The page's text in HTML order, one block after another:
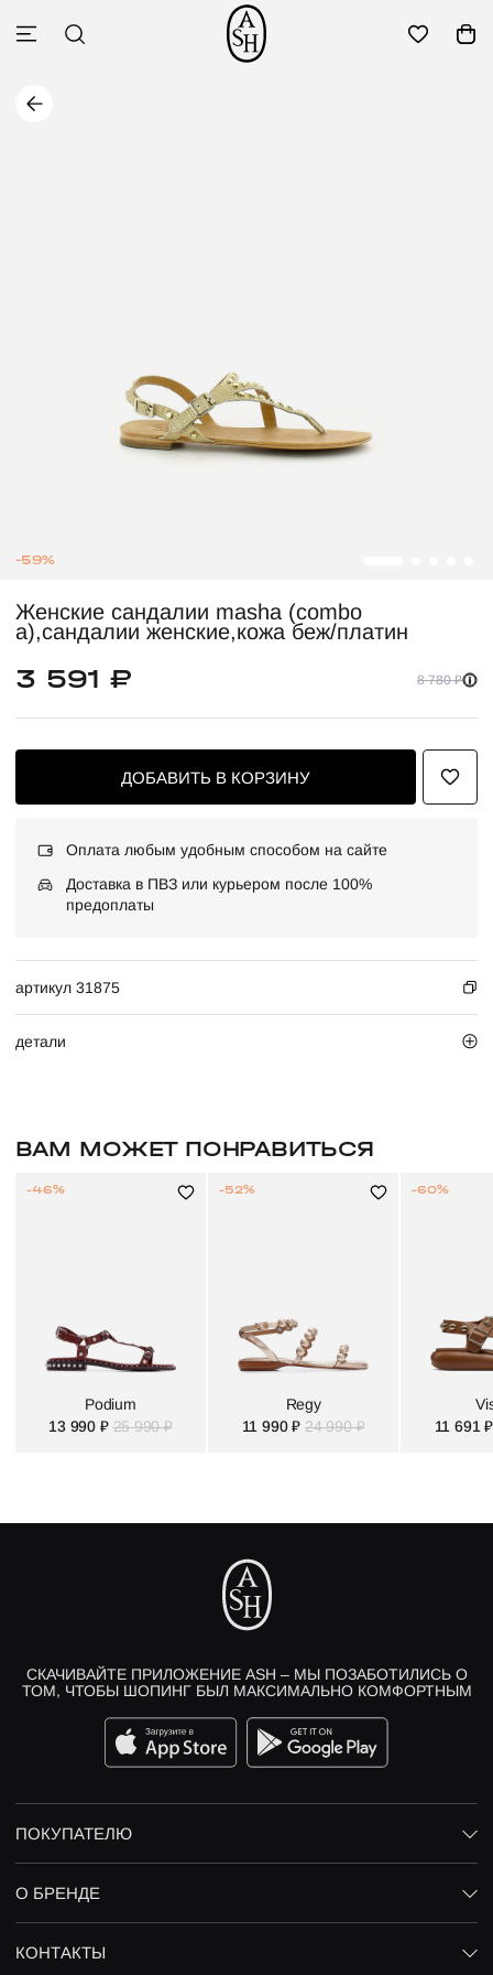
-59%
Женские сандалии masha (combo
a),сандалии женские,кожа беж/платин
3 591 ₽ 8 780 ₽
ДОБАВИТЬ В КОРЗИНУ
Оплата любым удобным способом на сайте
Доставка в ПВЗ или курьером после 100%
предоплаты
артикул 31875
детали
ВАМ МОЖЕТ ПОНРАВИТЬСЯ
Podium
13 990 ₽ 25 990 ₽
-46%
Regy
11 990 ₽ 24 990 ₽
-52%
11 691 ₽
-60%
СКАЧИВАЙТЕ ПРИЛОЖЕНИЕ ASH – МЫ ПОЗАБОТИЛИСЬ О
ТОМ, ЧТОБЫ ШОПИНГ БЫЛ МАКСИМАЛЬНО КОМФОРТНЫМ
ПОКУПАТЕЛЮ
О БРЕНДЕ
КОНТАКТЫ